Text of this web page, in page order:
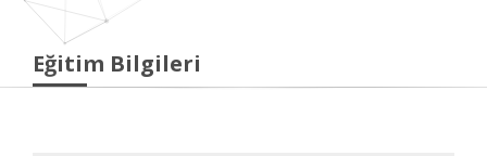
Eğitim Bilgileri